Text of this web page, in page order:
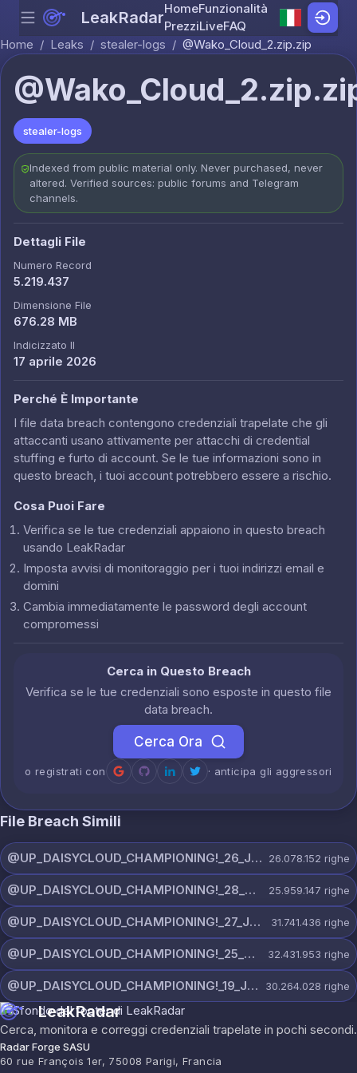
Skip to content
Menu LeakRadarHomeFunzionalità
PrezziLiveFAQ
Home / Leaks / stealer-logs / @Wako_Cloud_2.zip.zip
stealer-logs
Indexed from public material only. Never purchased, never
altered. Verified sources: public forums and Telegram
channels.
Dettagli File
Numero Record
5.219.437
Dimensione File
676.28 MB
Indicizzato Il
17 aprile 2026
Perché È Importante
I file data breach contengono credenziali trapelate che gli
attaccanti usano attivamente per attacchi di credential
stuffing e furto di account. Se le tue informazioni sono in
questo breach, i tuoi account potrebbero essere a rischio.
Cosa Puoi Fare
Verifica se le tue credenziali appaiono in questo breach
usando LeakRadar
Imposta avvisi di monitoraggio per i tuoi indirizzi email e
domini
Cambia immediatamente le password degli account
compromessi
Cerca in Questo Breach
Verifica se le tue credenziali sono esposte in questo file
data breach.
Cerca Ora
o registrati con · anticipa gli aggressori
File Breach Simili
@UP_DAISYCLOUD_CHAMPIONING!_26_JULY_5597_ON_CHANNEL.rar 26.078.152 righe
@UP_DAISYCLOUD_CHAMPIONING!_28_JULY_5218_ON_CHANNEL.rar 25.959.147 righe
@UP_DAISYCLOUD_CHAMPIONING!_27_JULY_5982_ON_CHANNEL.rar 31.741.436 righe
@UP_DAISYCLOUD_CHAMPIONING!_25_JULY_5797_ON_CHANNEL.rar 32.431.953 righe
@UP_DAISYCLOUD_CHAMPIONING!_19_JULY_5790_ON_CHANNEL.rar 30.264.028 righe
LeakRadar
Cerca, monitora e correggi credenziali trapelate in pochi secondi.
Radar Forge SASU
60 rue François 1er, 75008 Parigi, Francia